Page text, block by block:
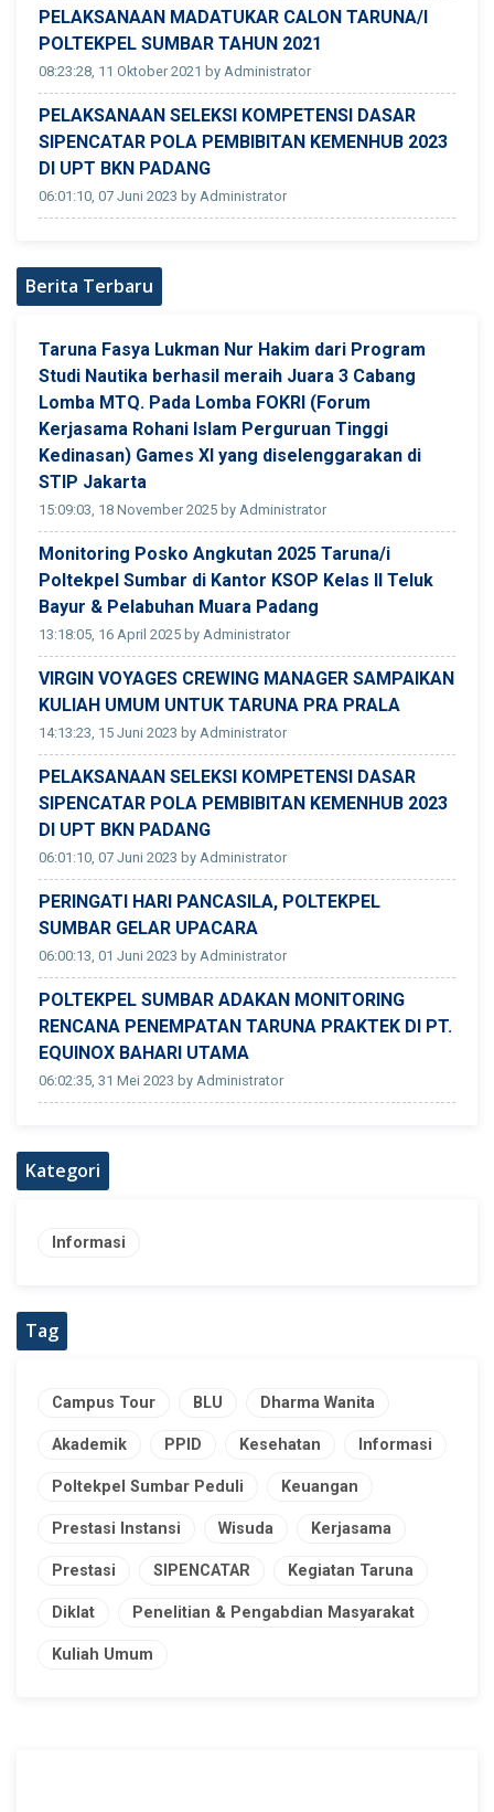
PELAKSANAAN MADATUKAR CALON TARUNA/I
POLTEKPEL SUMBAR TAHUN 2021
08:23:28, 11 Oktober 2021 by Administrator
PELAKSANAAN SELEKSI KOMPETENSI DASAR
SIPENCATAR POLA PEMBIBITAN KEMENHUB 2023
DI UPT BKN PADANG
06:01:10, 07 Juni 2023 by Administrator
Berita Terbaru
Taruna Fasya Lukman Nur Hakim dari Program
Studi Nautika berhasil meraih Juara 3 Cabang
Lomba MTQ. Pada Lomba FOKRI (Forum
Kerjasama Rohani Islam Perguruan Tinggi
Kedinasan) Games XI yang diselenggarakan di
STIP Jakarta
15:09:03, 18 November 2025 by Administrator
Monitoring Posko Angkutan 2025 Taruna/i
Poltekpel Sumbar di Kantor KSOP Kelas II Teluk
Bayur & Pelabuhan Muara Padang
13:18:05, 16 April 2025 by Administrator
VIRGIN VOYAGES CREWING MANAGER SAMPAIKAN
KULIAH UMUM UNTUK TARUNA PRA PRALA
14:13:23, 15 Juni 2023 by Administrator
PELAKSANAAN SELEKSI KOMPETENSI DASAR
SIPENCATAR POLA PEMBIBITAN KEMENHUB 2023
DI UPT BKN PADANG
06:01:10, 07 Juni 2023 by Administrator
PERINGATI HARI PANCASILA, POLTEKPEL
SUMBAR GELAR UPACARA
06:00:13, 01 Juni 2023 by Administrator
POLTEKPEL SUMBAR ADAKAN MONITORING
RENCANA PENEMPATAN TARUNA PRAKTEK DI PT.
EQUINOX BAHARI UTAMA
06:02:35, 31 Mei 2023 by Administrator
Kategori
Informasi
Tag
Campus Tour BLU Dharma Wanita
Akademik PPID Kesehatan Informasi
Poltekpel Sumbar Peduli Keuangan
Prestasi Instansi Wisuda Kerjasama
Prestasi SIPENCATAR Kegiatan Taruna
Diklat Penelitian & Pengabdian Masyarakat
Kuliah Umum